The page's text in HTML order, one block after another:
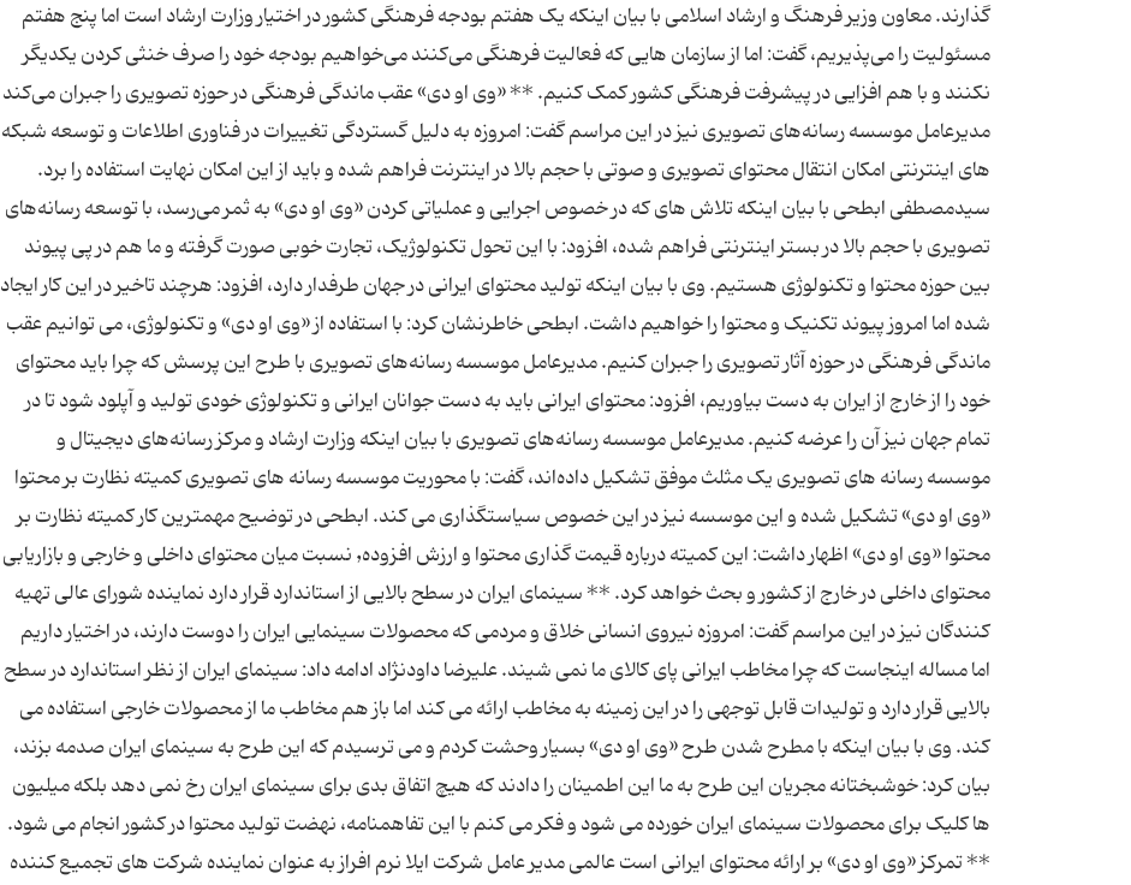
گذارند. معاون وزیر فرهنگ و ارشاد اسلامی با بیان اینکه یک هفتم بودجه فرهنگی کشور در اختیار وزارت ارشاد است اما پنج هفتم
مسئولیت را می‌پذیریم، گفت: اما از سازمان‌ هایی که فعالیت فرهنگی می‌کنند می‌خواهیم بودجه خود را صرف خنثی کردن یکدیگر
نکنند و با هم افزایی در پیشرفت فرهنگی کشور کمک کنیم. ** «وی او دی» عقب ماندگی فرهنگی در حوزه تصویری را جبران می‌کند
مدیرعامل موسسه رسانه‌های تصویری نیز در این مراسم گفت: امروزه به دلیل گستردگی تغییرات در فناوری اطلاعات و توسعه شبکه
های اینترنتی امکان انتقال محتوای تصویری و صوتی با حجم بالا در اینترنت فراهم شده و باید از این امکان نهایت استفاده را برد.
سیدمصطفی ابطحی با بیان اینکه تلاش‌ های که در خصوص اجرایی و عملیاتی کردن «وی او دی» به ثمر می‌رسد، با توسعه رسانه‌های
تصویری با حجم بالا در بستر اینترنتی فراهم شده، افزود: با این تحول تکنولوژیک، تجارت خوبی صورت گرفته و ما هم در پی پیوند
بین حوزه محتوا و تکنولوژی هستیم. وی با بیان اینکه تولید محتوای ایرانی در جهان طرفدار دارد، افزود: هرچند تاخیر در این کار ایجاد
شده اما امروز پیوند تکنیک و محتوا را خواهیم داشت. ابطحی خاطرنشان کرد: با استفاده از «وی او دی» و تکنولوژی، می توانیم عقب
ماندگی فرهنگی در حوزه آثار تصویری را جبران کنیم. مدیرعامل موسسه رسانه‌های تصویری با طرح این پرسش که چرا باید محتوای
خود را از خارج از ایران به دست بیاوریم، افزود: محتوای ایرانی باید به دست جوانان ایرانی و تکنولوژی خودی تولید و آپلود شود تا در
تمام جهان نیز آن را عرضه کنیم. مدیرعامل موسسه رسانه‌های تصویری با بیان اینکه وزارت ارشاد و مرکز رسانه‌‎های دیجیتال و
موسسه رسانه های تصویری یک مثلث موفق تشکیل داده‌اند، گفت: با محوریت موسسه رسانه های تصویری کمیته نظارت بر محتوا
«وی او دی» تشکیل شده و این موسسه نیز در این خصوص سیاستگذاری می کند. ابطحی در توضیح مهمترین کار کمیته نظارت بر
محتوا «وی او دی» اظهار داشت: این کمیته درباره قیمت گذاری محتوا و ارزش افزوده٬ نسبت میان محتوای داخلی و خارجی و بازاریابی
محتوای داخلی در خارج از کشور و بحث خواهد کرد. ** سینمای ایران در سطح بالایی از استاندارد قرار دارد نماینده شورای عالی تهیه
کنندگان نیز در این مراسم گفت: امروزه نیروی انسانی خلاق و مردمی که محصولات سینمایی ایران را دوست دارند، در اختیار داریم
اما مساله اینجاست که چرا مخاطب ایرانی پای کالای ما نمی شیند. علیرضا داودنژاد ادامه داد: سینمای ایران از نظر استاندارد در سطح
بالایی قرار دارد و تولیدات قابل توجهی را در این زمینه به مخاطب ارائه می کند اما باز هم مخاطب ما از محصولات خارجی استفاده می
کند. وی با بیان اینکه با مطرح شدن طرح «وی او دی» بسیار وحشت کردم و می ترسیدم که این طرح به سینمای ایران صدمه بزند،
بیان کرد: خوشبختانه مجریان این طرح به ما این اطمینان را دادند که هیچ اتفاق بدی برای سینمای ایران رخ نمی دهد بلکه میلیون
ها کلیک برای محصولات سینمای ایران خورده می شود و فکر می کنم با این تفاهمنامه، نهضت تولید محتوا در کشور انجام می شود.
** تمرکز «وی او دی» بر ارائه محتوای ایرانی است عالمی مدیر عامل شرکت ایلا نرم افراز به عنوان نماینده شرکت های تجمیع کننده